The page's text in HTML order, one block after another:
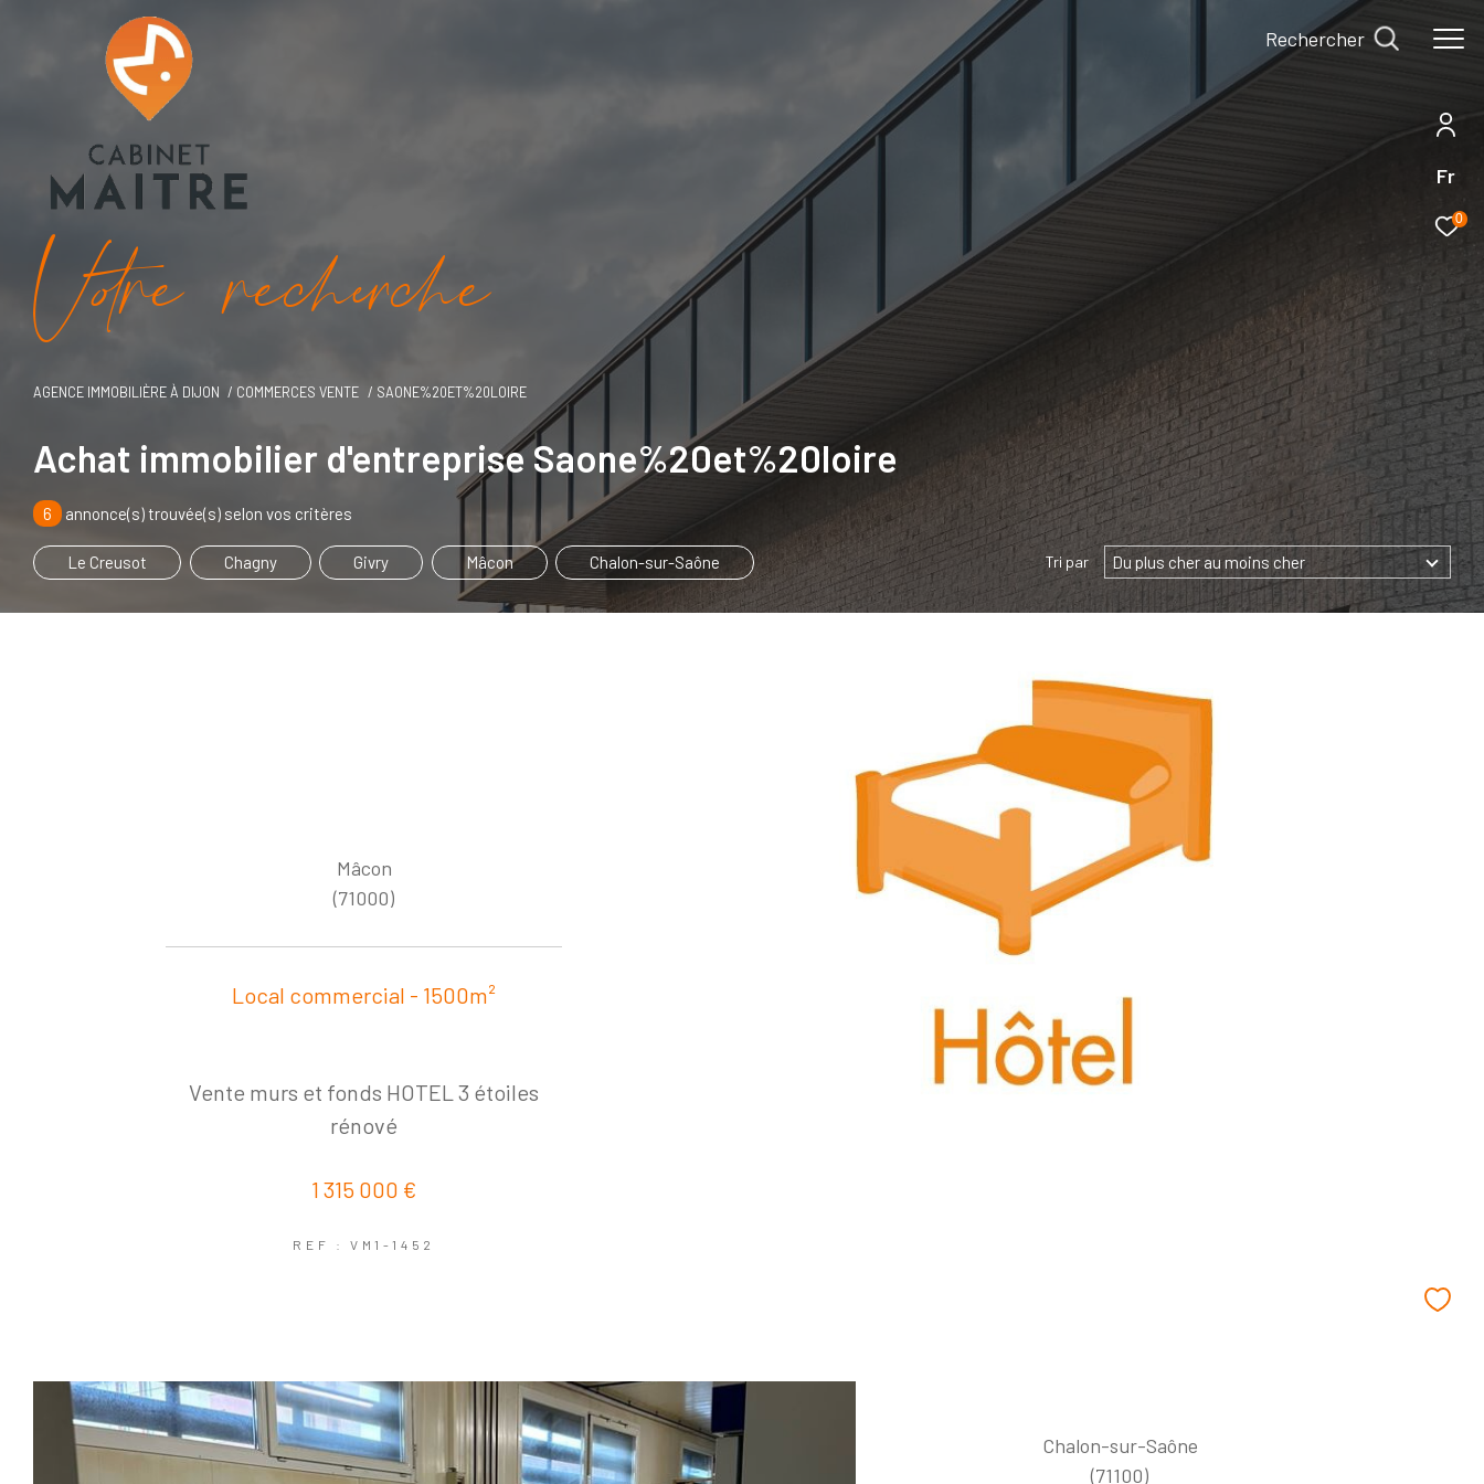
Fr
0
Rechercher
Vore recece
AGENCE IMMOBILIÈRE À DIJON COMMERCES VENTE SAONE%20ET%20LOIRE
Achat immobilier d'entreprise Saone%20et%20loire
6 annonce(s) trouvée(s) selon vos critères
Le Creusot Chagny Givry Mâcon Chalon-sur-Saône Tri par Du plus cher au moins cher
Mâcon
(71000)
Local commercial - 1500m²
Vente murs et fonds HOTEL 3 étoiles
rénové
1 315 000 €
REF : VM1-1452
Chalon-sur-Saône
(71100)